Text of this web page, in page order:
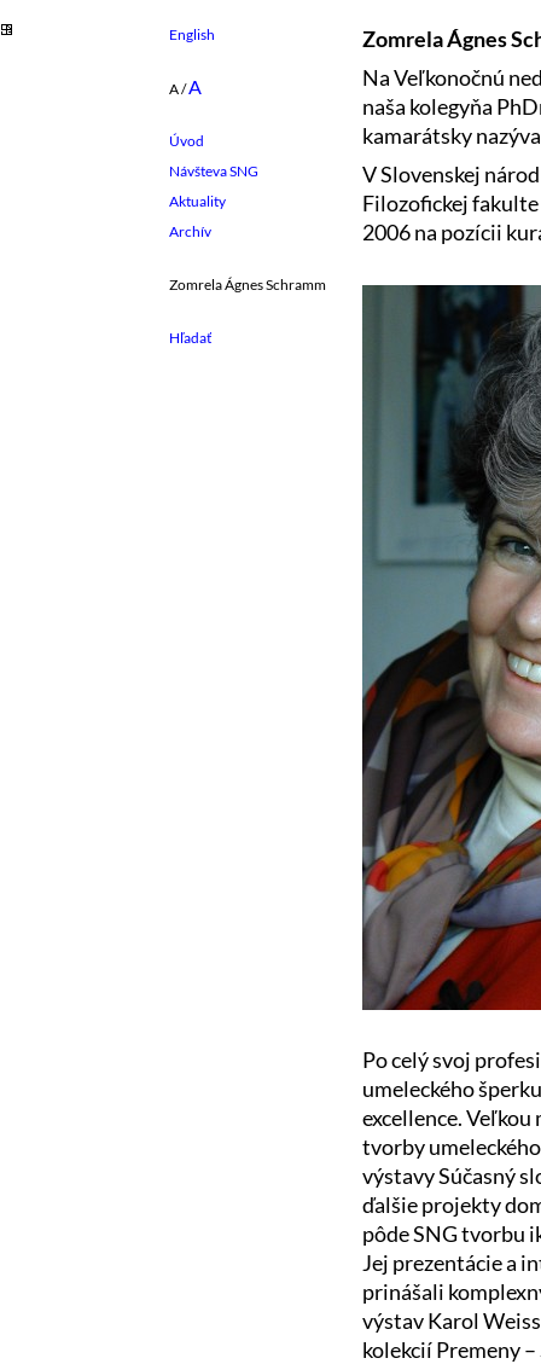
English
A/A
Úvod
Návšteva SNG
Aktuality
Archív
Zomrela Ágnes Schramm
Zomrela Ágnes
Na Veľkonočnú
naša kolegyňa
kamarátsky
V Slovenskej
Filozofickej
2006 na pozícii
Po celý svoj
umeleckého
excellence.
tvorby
výstavy Súčasný
ďalšie projekty
pôde SNG tvorbu
Jej prezentácie a
prinášali
výstav Karol
kolekcií Premeny